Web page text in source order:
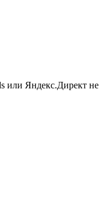
или Яндекс.Директ не